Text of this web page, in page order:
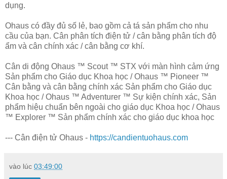
dụng.
Ohaus có đầy đủ số lẻ, bao gồm cả tá sản phẩm cho nhu
cầu của bạn. Cân phân tích điện tử / cân bằng phân tích độ
ẩm và cân chính xác / cân bằng cơ khí.
Cân di động Ohaus ™ Scout ™ STX với màn hình cảm ứng
Sản phẩm cho Giáo dục Khoa học / Ohaus ™ Pioneer ™
Cân bằng và cân bằng chính xác Sản phẩm cho Giáo dục
Khoa học / Ohaus ™ Adventurer ™ Sự kiện chính xác, Sản
phẩm hiệu chuẩn bên ngoài cho giáo dục Khoa học / Ohaus
™ Explorer ™ Sản phẩm chính xác cho giáo dục khoa học
--- Cân điện tử Ohaus - https://candientuohaus.com
vào lúc 03:49:00